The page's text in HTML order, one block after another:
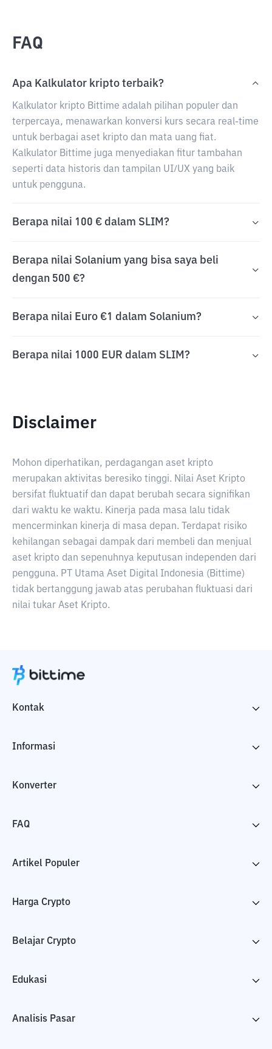
FAQ
Apa Kalkulator kripto terbaik?
Kalkulator kripto Bittime adalah pilihan populer dan
terpercaya, menawarkan konversi kurs secara real-time
untuk berbagai aset kripto dan mata uang fiat.
Kalkulator Bittime juga menyediakan fitur tambahan
seperti data historis dan tampilan UI/UX yang baik
untuk pengguna.
Berapa nilai 100 € dalam SLIM?
Berapa nilai Solanium yang bisa saya beli
dengan 500 €?
Berapa nilai Euro €1 dalam Solanium?
Berapa nilai 1000 EUR dalam SLIM?
Disclaimer
Mohon diperhatikan, perdagangan aset kripto
merupakan aktivitas beresiko tinggi. Nilai Aset Kripto
bersifat fluktuatif dan dapat berubah secara signifikan
dari waktu ke waktu. Kinerja pada masa lalu tidak
mencerminkan kinerja di masa depan. Terdapat risiko
kehilangan sebagai dampak dari membeli dan menjual
aset kripto dan sepenuhnya keputusan independen dari
pengguna. PT Utama Aset Digital Indonesia (Bittime)
tidak bertanggung jawab atas perubahan fluktuasi dari
nilai tukar Aset Kripto.
Kontak
Informasi
Konverter
FAQ
Artikel Populer
Harga Crypto
Belajar Crypto
Edukasi
Analisis Pasar